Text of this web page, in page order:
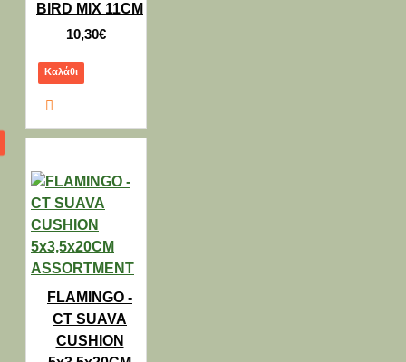
BIRD MIX 11CM
10,30€
Καλάθι
FLAMINGO -
CT SUAVA
CUSHION